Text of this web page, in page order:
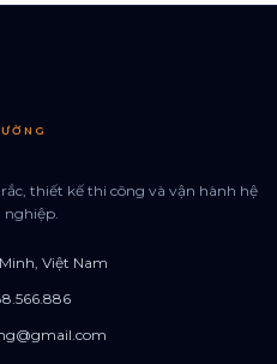
thiết kế thi công và vận hành hệ
nghiệp.
Việt Nam